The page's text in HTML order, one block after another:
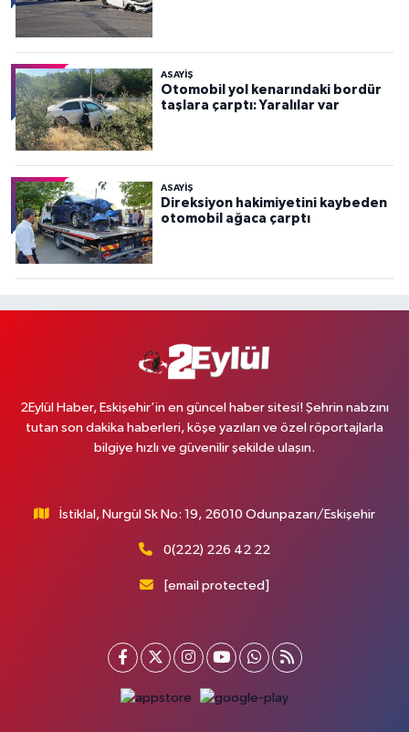
ASAYİŞ
Otomobil yol kenarındaki bordür
taşlara çarptı: Yaralılar var
ASAYİŞ
Direksiyon hakimiyetini kaybeden
otomobil ağaca çarptı
2Eylül Haber, Eskişehir’in en güncel haber sitesi! Şehrin nabzını
tutan son dakika haberleri, köşe yazıları ve özel röportajlarla
bilgiye hızlı ve güvenilir şekilde ulaşın.
İstiklal, Nurgül Sk No: 19, 26010 Odunpazarı/Eskişehir
0(222) 226 42 22
[email protected]